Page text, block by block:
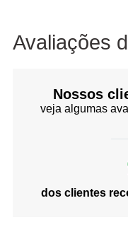
Avaliações
Nossos
veja algumas
dos clientes